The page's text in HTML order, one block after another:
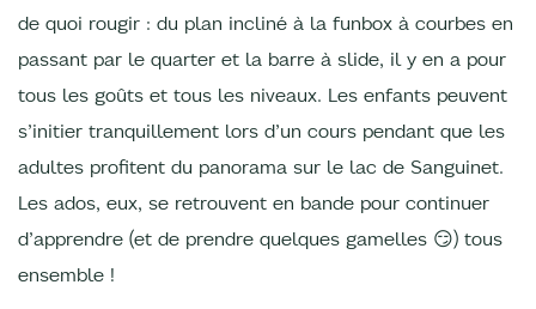
de quoi rougir : du plan incliné à la funbox à courbes en
passant par le quarter et la barre à slide, il y en a pour
tous les goûts et tous les niveaux. Les enfants peuvent
s’initier tranquillement lors d’un cours pendant que les
adultes profitent du panorama sur le lac de Sanguinet.
Les ados, eux, se retrouvent en bande pour continuer
d’apprendre (et de prendre quelques gamelles 😏) tous
ensemble !